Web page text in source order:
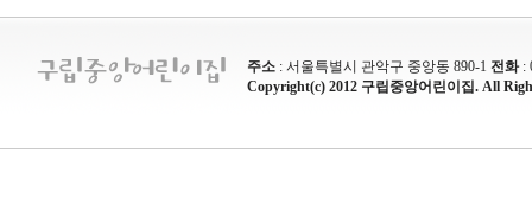
주소 : 서울특별시 관악구 중앙동 890-1 전화:
Copyright(c) 2012 구립중앙어린이집. All